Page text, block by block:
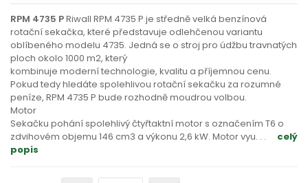
RPM 4735 PRiwall RPM 4735 P je středně velká benzínová
rotační sekačka, které představuje odlehčenou variantu
oblíbeného modelu 4735. Jedná se o stroj pro údžbu travnatých
ploch okolo 1000 m2, který
kombinuje moderní technologie, kvalitu a příjemnou cenu.
Pokud tedy hledáte spolehlivou rotační sekačku za rozumné
peníze, RPM 4735 P bude rozhodně moudrou volbou.
Motor
Sekačku pohání spolehlivý čtyřtaktní motor s označením T6 o
zdvihovém objemu 146 cm3 a výkonu 2,6 kW. Motor vyu. . .
celý
popis